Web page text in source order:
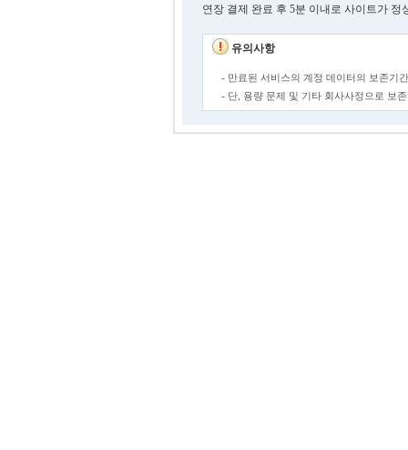
연장 결제 완료 후 5분 이내로 사이트가 정
유의사항
- 만료된 서비스의 계정 데이터의 보존기
- 단, 용량 문제 및 기타 회사사정으로 보